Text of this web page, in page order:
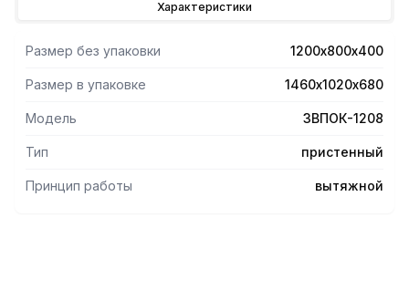
Характеристики
Размер без упаковки 1200х800х400
Размер в упаковке 1460х1020х680
Модель ЗВПОК-1208
Тип пристенный
Принцип работы вытяжной